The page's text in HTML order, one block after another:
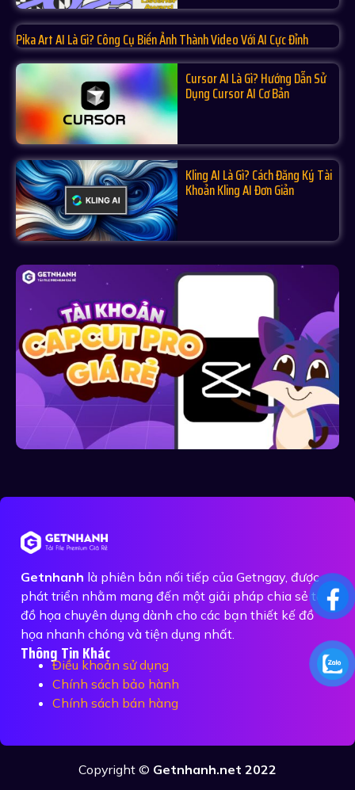
Pika Art AI Là Gì? Công Cụ Biến Ảnh Thành Video Với AI Cực Đỉnh
Cursor AI Là Gì? Hướng Dẫn Sử
Dụng Cursor AI Cơ Bản
Kling AI Là Gì? Cách Đăng Ký Tài
Khoản Kling AI Đơn Giản
Getnhanh là phiên bản nối tiếp của Getngay, được
phát triển nhằm mang đến một giải pháp chia sẻ tệp
đồ họa chuyên dụng dành cho các bạn thiết kế đồ
họa nhanh chóng và tiện dụng nhất.
Thông Tin Khác
Điều khoản sử dụng
Chính sách bảo hành
Chính sách bán hàng
Copyright © Getnhanh.net 2022